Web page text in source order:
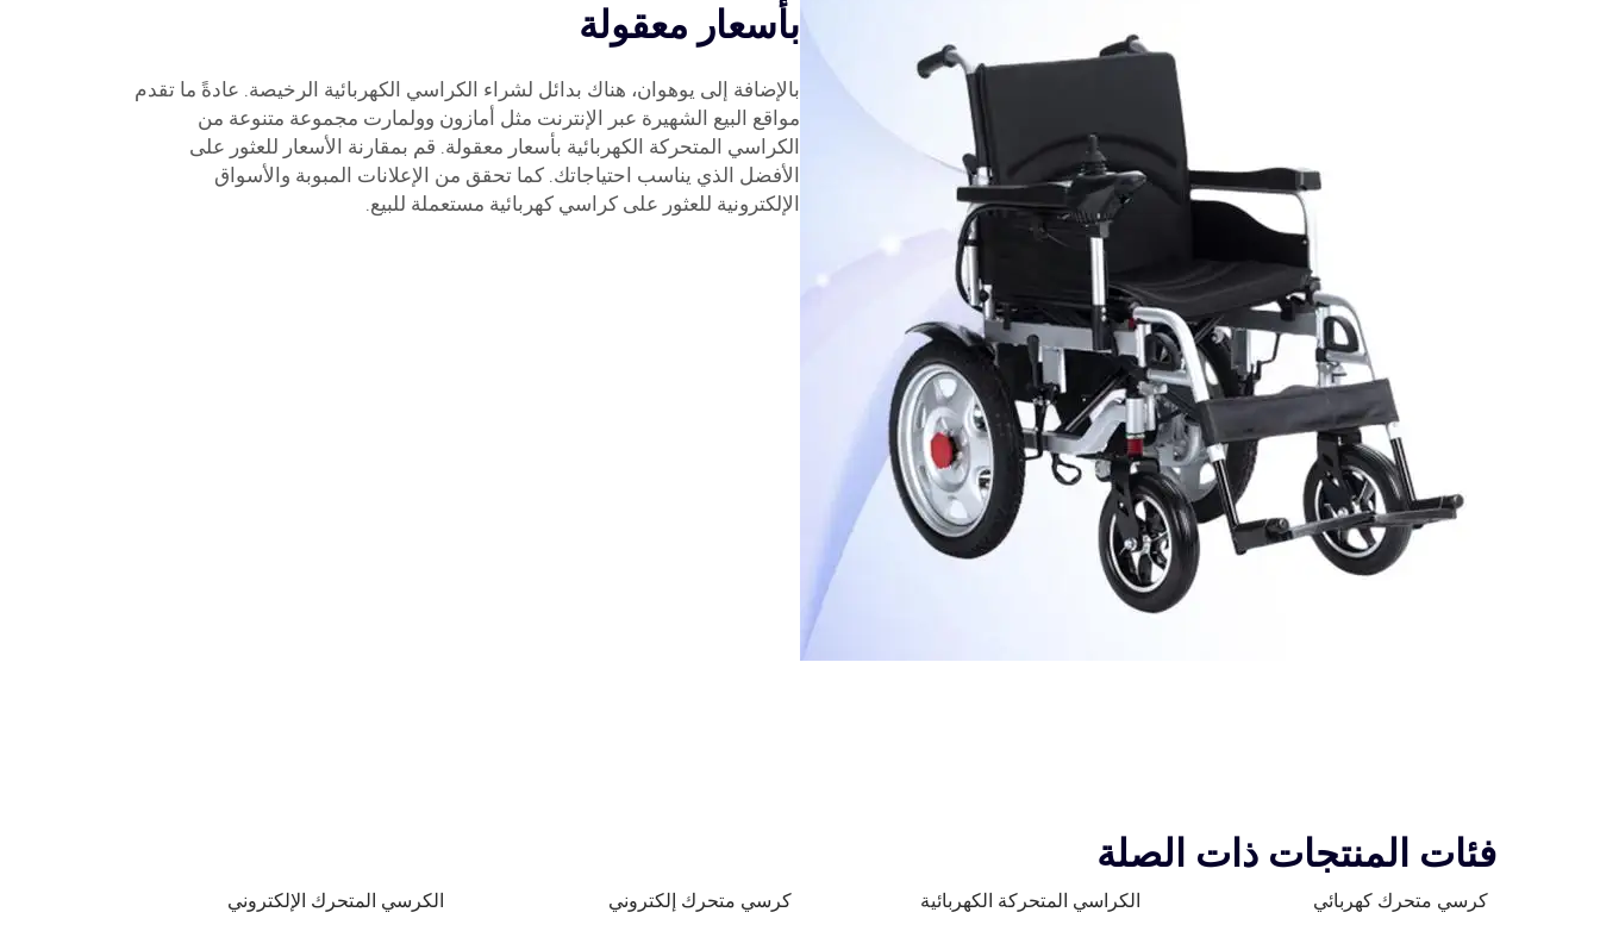
بأسعار معقولة
بالإضافة إلى يوهوان، هناك بدائل لشراء الكراسي الكهربائية الرخيصة. عادةً ما تقدم
مواقع البيع الشهيرة عبر الإنترنت مثل أمازون وولمارت مجموعة متنوعة من
الكراسي المتحركة الكهربائية بأسعار معقولة. قم بمقارنة الأسعار للعثور على
الأفضل الذي يناسب احتياجاتك. كما تحقق من الإعلانات المبوبة والأسواق
الإلكترونية للعثور على كراسي كهربائية مستعملة للبيع.
فئات المنتجات ذات الصلة
كرسي متحرك كهربائي الكراسي المتحركة الكهربائية كرسي متحرك إلكتروني
الكرسي المتحرك الإلكتروني